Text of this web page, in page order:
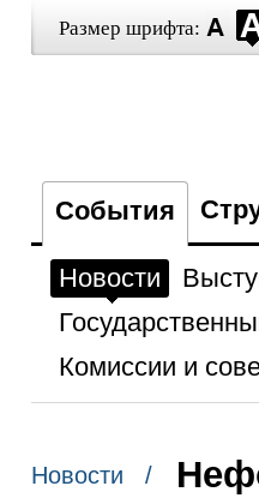
Размер шрифта:
События
Новости
Комиссии и
Новости /